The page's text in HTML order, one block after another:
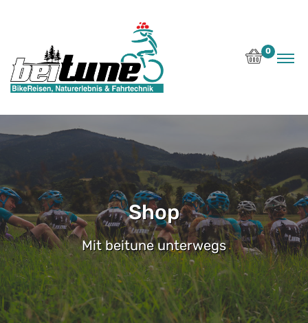
0
Shop
Mit beitune unterwegs